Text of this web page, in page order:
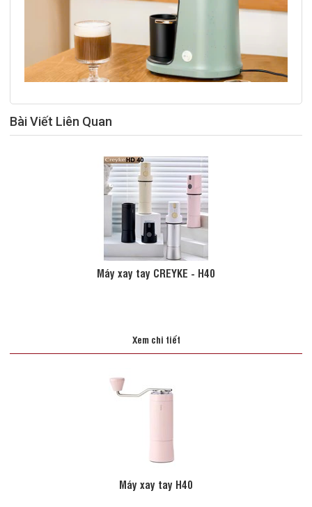
Bài Viết Liên Quan
Máy xay tay CREYKE - H40
Xem chi tiết
Máy xay tay H40